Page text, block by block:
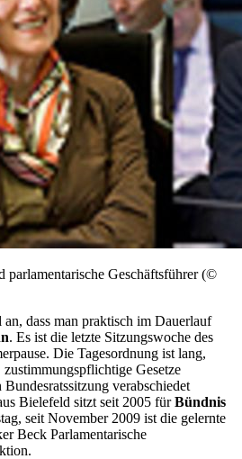
parlamentarische Geschäftsführer (©
dass man praktisch im Dauerlauf
. Es ist die letzte Sitzungswoche des
Die Tagesordnung ist lang,
zustimmungspflichtige Gesetze
verabschiedet
Bielefeld sitzt seit 2005 fürBündnis
seit November 2009 ist die gelernte
Beck Parlamentarische